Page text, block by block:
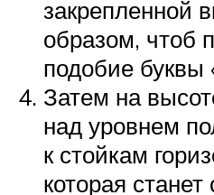
закрепленной
образом, чтоб
подобие буквы
Затем на
над уровнем
к стойкам
которая